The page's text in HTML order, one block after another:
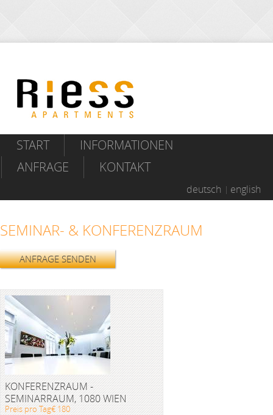
START
INFORMATIONEN
ANFRAGE
KONTAKT
deutsch english
SEMINAR- & KONFERENZRAUM
ANFRAGE SENDEN
KONFERENZRAUM -
SEMINARRAUM, 1080 WIEN
Preis pro Tag€ 180